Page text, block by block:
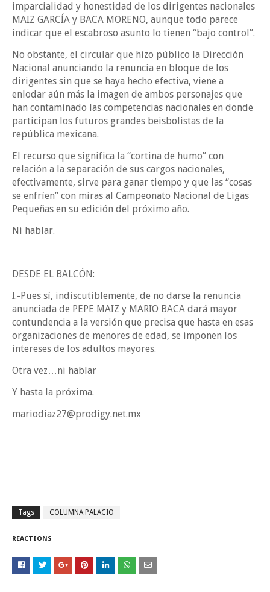
imparcialidad y honestidad de los dirigentes nacionales
MAIZ GARCÍA y BACA MORENO, aunque todo parece
indicar que el escabroso asunto lo tienen “bajo control”.
No obstante, el circular que hizo público la Dirección
Nacional anunciando la renuncia en bloque de los
dirigentes sin que se haya hecho efectiva, viene a
enlodar aún más la imagen de ambos personajes que
han contaminado las competencias nacionales en donde
participan los futuros grandes beisbolistas de la
república mexicana.
El recurso que significa la “cortina de humo” con
relación a la separación de sus cargos nacionales,
efectivamente, sirve para ganar tiempo y que las “cosas
se enfríen” con miras al Campeonato Nacional de Ligas
Pequeñas en su edición del próximo año.
Ni hablar.
DESDE EL BALCÓN:
I.-Pues sí, indiscutiblemente, de no darse la renuncia
anunciada de PEPE MAIZ y MARIO BACA dará mayor
contundencia a la versión que precisa que hasta en esas
organizaciones de menores de edad, se imponen los
intereses de los adultos mayores.
Otra vez…ni hablar
Y hasta la próxima.
mariodiaz27@prodigy.net.mx
Tags COLUMNA PALACIO
REACTIONS